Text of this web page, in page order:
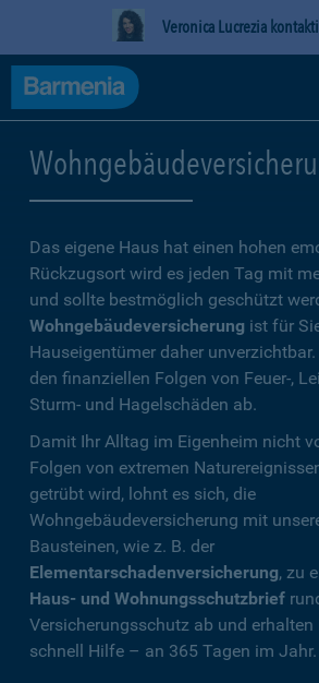
Veronica Lucrezia
Das eigene Haus hat einen hohen
Rückzugsort wird es jeden Tag mit
und sollte bestmöglich geschützt
Wohngebäudeversicherung ist für
Hauseigentümer daher
den finanziellen Folgen von Feuer-,
Sturm- und Hagelschäden ab.
Damit Ihr Alltag im Eigenheim nicht
Folgen von extremen
getrübt wird, lohnt es sich, die
Wohngebäudeversicherung mit
Bausteinen, wie z. B. der
Elementarschadenversicherung, zu
Haus- und Wohnungsschutzbrief
Versicherungsschutz ab und
schnell Hilfe – an 365 Tagen im Jahr.